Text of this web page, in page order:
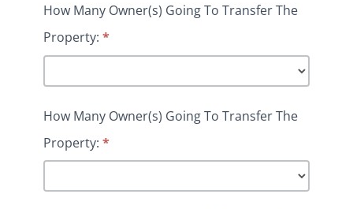
How Many Owner(s) Going To Transfer The
Property: *
How Many Owner(s) Going To Transfer The
Property: *